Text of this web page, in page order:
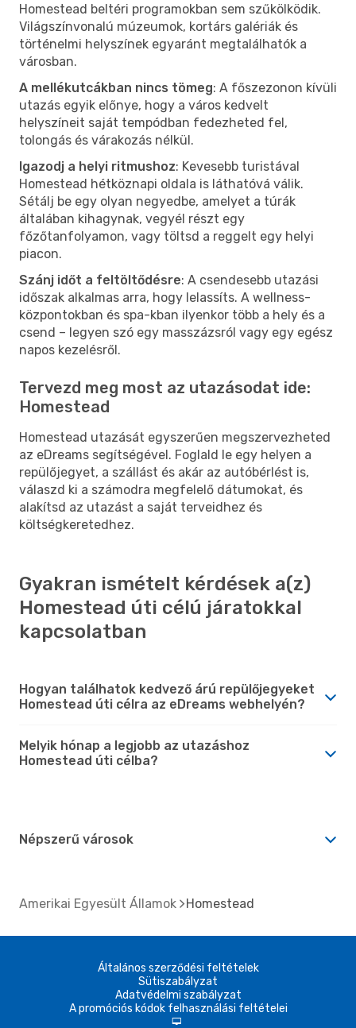
Homestead beltéri programokban sem szűkölködik.
Világszínvonalú múzeumok, kortárs galériák és
történelmi helyszínek egyaránt megtalálhatók a
városban.
A mellékutcákban nincs tömeg: A főszezonon kívüli
utazás egyik előnye, hogy a város kedvelt
helyszíneit saját tempódban fedezheted fel,
tolongás és várakozás nélkül.
Igazodj a helyi ritmushoz: Kevesebb turistával
Homestead hétköznapi oldala is láthatóvá válik.
Sétálj be egy olyan negyedbe, amelyet a túrák
általában kihagynak, vegyél részt egy
főzőtanfolyamon, vagy töltsd a reggelt egy helyi
piacon.
Szánj időt a feltöltődésre: A csendesebb utazási
időszak alkalmas arra, hogy lelassíts. A wellness-
központokban és spa-kban ilyenkor több a hely és a
csend – legyen szó egy masszázsról vagy egy egész
napos kezelésről.
Tervezd meg most az utazásodat ide:
Homestead
Homestead utazását egyszerűen megszervezheted
az eDreams segítségével. Foglald le egy helyen a
repülőjegyet, a szállást és akár az autóbérlést is,
válaszd ki a számodra megfelelő dátumokat, és
alakítsd az utazást a saját terveidhez és
költségkeretedhez.
Gyakran ismételt kérdések a(z)
Homestead úti célú járatokkal
kapcsolatban
Hogyan találhatok kedvező árú repülőjegyeket
Homestead úti célra az eDreams webhelyén?
Melyik hónap a legjobb az utazáshoz
Homestead úti célba?
Népszerű városok
Amerikai Egyesült Államok Homestead
Általános szerződési feltételek
Sütiszabályzat
Adatvédelmi szabályzat
A promóciós kódok felhasználási feltételei
d